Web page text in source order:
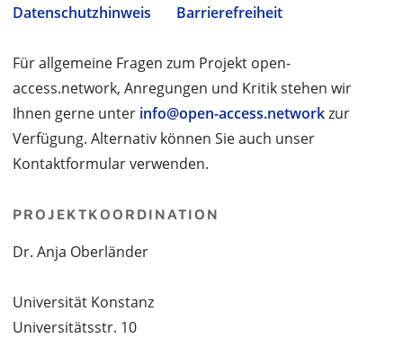
Datenschutzhinweis
Barrierefreiheit
Für allgemeine Fragen zum Projekt open-
access.network, Anregungen und Kritik stehen wir
Ihnen gerne unter info@open-access.networkzur
Verfügung. Alternativ können Sie auch unser
Kontaktformular verwenden.
PROJEKTKOORDINATION
Dr. Anja Oberländer
Universität Konstanz
Universitätsstr. 10